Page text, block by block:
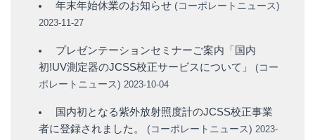
年末年始休業のお知らせ (コーポレートニュース)
2023-11-27
プレゼンテーションセミナーご案内「国内
初!UV測定器のJCSS校正サービスについて」
(コー
ポレートニュース) 2023-10-04
国内初となる紫外放射照度計のJCSS校正事業
者に登録されました。
(コーポレートニュース) 2023-